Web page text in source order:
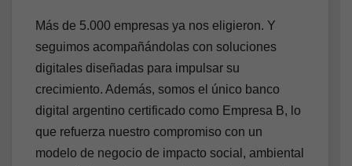
Más de 5.000 empresas ya nos eligieron. Y
seguimos acompañándolas con soluciones
digitales diseñadas para impulsar su
crecimiento. Además, somos el único banco
digital argentino certificado como Empresa B, lo
que refuerza nuestro compromiso con un
modelo de negocio de impacto social, ambiental